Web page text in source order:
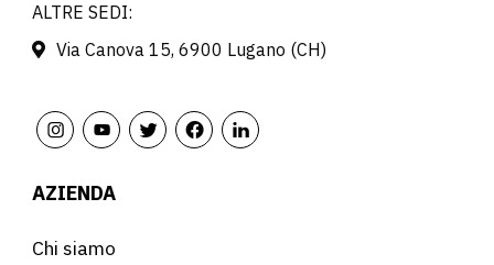
ALTRE SEDI:
Via Canova 15, 6900 Lugano (CH)
AZIENDA
Chi siamo